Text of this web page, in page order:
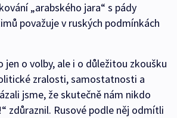
„arabského jara“ s pády
považuje v ruských podmínkách
jen o volby, ale i o důležitou zkoušku
zralosti, samostatnosti a
jsme, že skutečně nám nikdo
zdůraznil. Rusové podle něj odmítli